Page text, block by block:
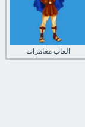
العاب مغامرات